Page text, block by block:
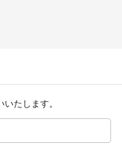
たします。